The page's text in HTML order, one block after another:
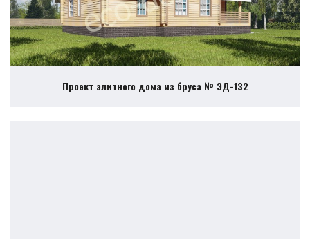
Проект элитного дома из бруса № ЭД-132